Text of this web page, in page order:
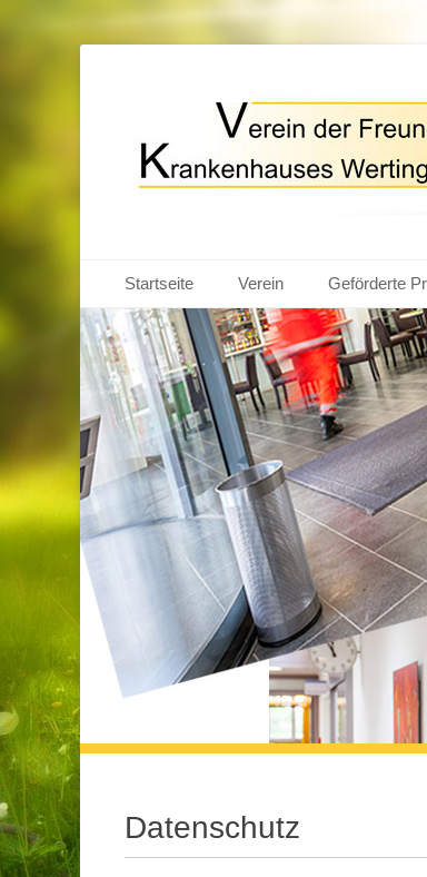
Förderverein
Primärmenu
zum
Inhalt
Startseite Verein Geförderte
Datenschutz